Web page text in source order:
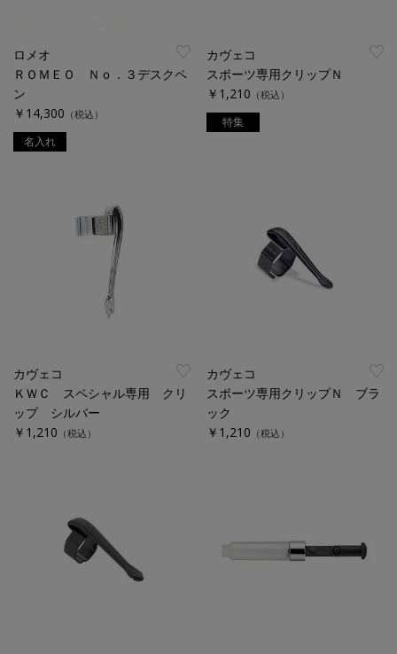
ロメオ
ＲＯＭＥＯ Ｎｏ．３デスクペ
ン
￥14,300 （税込）
名入れ
カヴェコ
スポーツ専用クリップＮ
￥1,210 （税込）
特集
カヴェコ
ＫＷＣ スペシャル専用 クリ
ップ シルバー
￥1,210 （税込）
カヴェコ
スポーツ専用クリップＮ ブラ
ック
￥1,210 （税込）